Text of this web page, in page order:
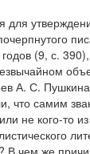
для
(9, с.
А. С.
что самим
не кого-то
В чем же